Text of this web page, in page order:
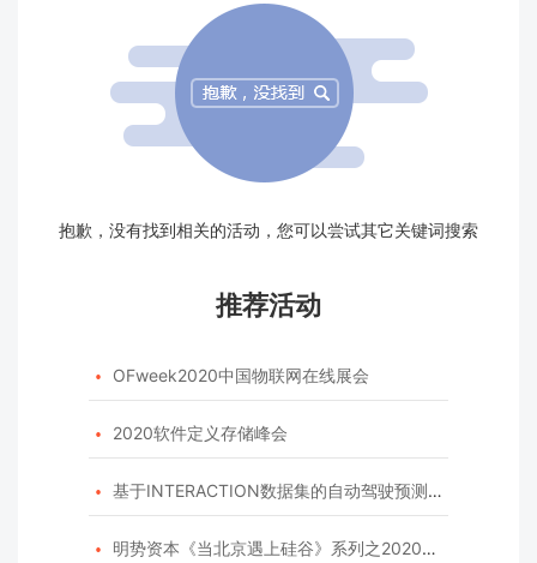
抱歉，没有找到相关的活动，您可以尝试其它关键词搜索
推荐活动
 OFweek2020中国物联网在线展会
 2020软件定义存储峰会
 基于INTERACTION数据集的自动驾驶预测模型挑战赛
 明势资本《当北京遇上硅谷》系列之2020年度开源峰会